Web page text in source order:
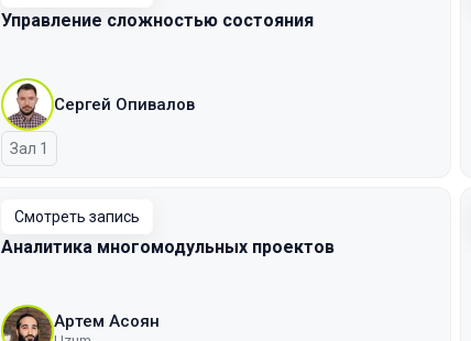
Управление сложностью состояния
Сергей Опивалов
Зал 1
Смотреть запись
Аналитика многомодульных проектов
Артем Асоян